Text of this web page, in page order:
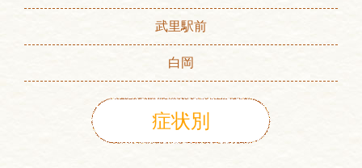
武里駅前
白岡
症状別